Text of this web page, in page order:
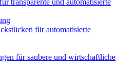
transparente und automatisierte
für automatisierte
für saubere und wirtschaftliche